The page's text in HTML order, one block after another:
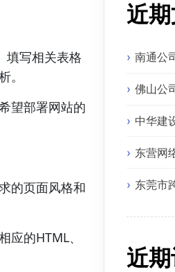
填写相关表格
。
望部署网站的
的页面风格和
应的HTML、
近
南通公
佛山公
中华建
东营网
东莞市
近